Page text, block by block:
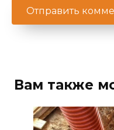
Вам также